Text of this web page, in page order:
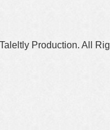
Production. All